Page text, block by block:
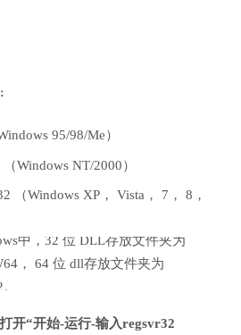
95/98/Me）
Windows NT/2000）
（Windows XP， Vista， 7， 8，
中，32 位 DLL存放文件夹为
， 64 位 dll存放文件夹为
开“开始-运行-输入regsvr32